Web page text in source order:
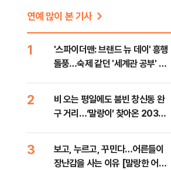
연예 많이 본 기사
1
'스파이더맨: 브랜드 뉴 데이' 흥행
돌풍…숙제 같던 '세계관 공부' 덜
2
비 오는 평일에도 붐빈 창신동 완
구 거리…‘말랑이’ 찾아온 2030
3
보고, 누르고, 꾸민다…어른들이
장난감을 사는 이유 [말랑한 어른